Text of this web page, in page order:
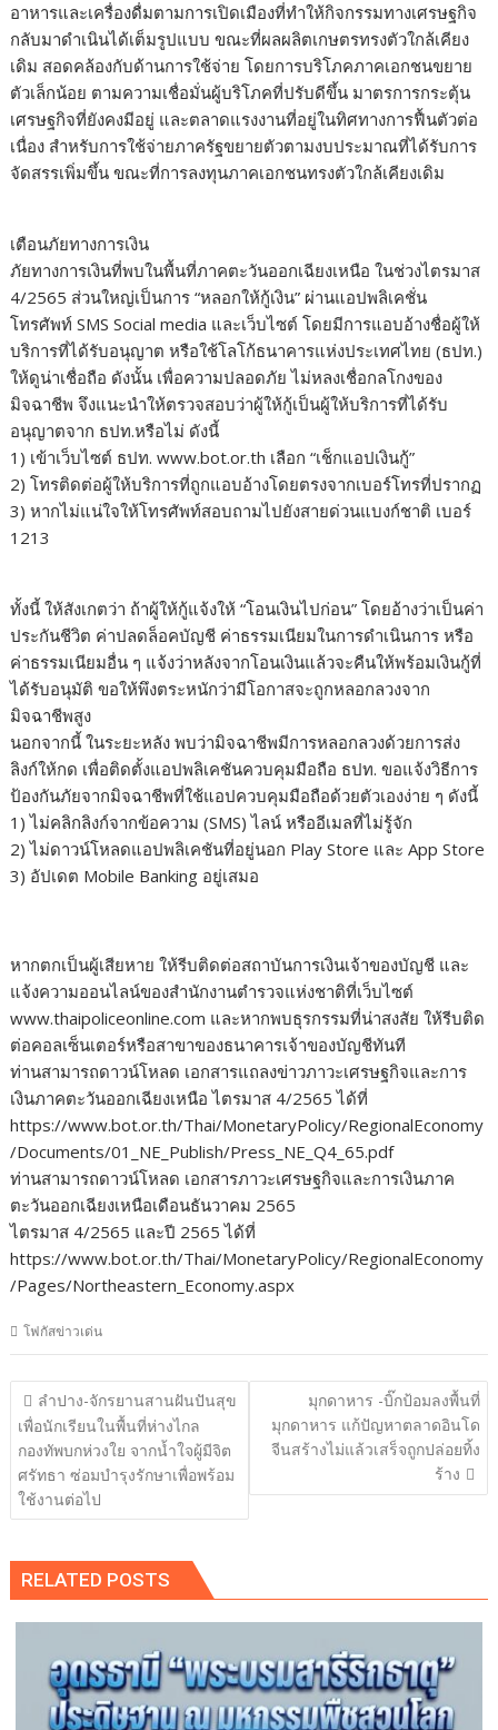
อาหารและเครื่องดื่มตามการเปิดเมืองที่ทำให้กิจกรรมทางเศรษฐกิจ
กลับมาดำเนินได้เต็มรูปแบบ ขณะที่ผลผลิตเกษตรทรงตัวใกล้เคียง
เดิม สอดคล้องกับด้านการใช้จ่าย โดยการบริโภคภาคเอกชนขยาย
ตัวเล็กน้อย ตามความเชื่อมั่นผู้บริโภคที่ปรับดีขึ้น มาตรการกระตุ้น
เศรษฐกิจที่ยังคงมีอยู่ และตลาดแรงงานที่อยู่ในทิศทางการฟื้นตัวต่อ
เนื่อง สำหรับการใช้จ่ายภาครัฐขยายตัวตามงบประมาณที่ได้รับการ
จัดสรรเพิ่มขึ้น ขณะที่การลงทุนภาคเอกชนทรงตัวใกล้เคียงเดิม
เตือนภัยทางการเงิน
ภัยทางการเงินที่พบในพื้นที่ภาคตะวันออกเฉียงเหนือ ในช่วงไตรมาส
4/2565 ส่วนใหญ่เป็นการ “หลอกให้กู้เงิน” ผ่านแอปพลิเคชั่น
โทรศัพท์ SMS Social media และเว็บไซต์ โดยมีการแอบอ้างชื่อผู้ให้
บริการที่ได้รับอนุญาต หรือใช้โลโก้ธนาคารแห่งประเทศไทย (ธปท.)
ให้ดูน่าเชื่อถือ ดังนั้น เพื่อความปลอดภัย ไม่หลงเชื่อกลโกงของ
มิจฉาชีพ จึงแนะนำให้ตรวจสอบว่าผู้ให้กู้เป็นผู้ให้บริการที่ได้รับ
อนุญาตจาก ธปท.หรือไม่ ดังนี้
1) เข้าเว็บไซต์ ธปท. www.bot.or.th เลือก “เช็กแอปเงินกู้”
2) โทรติดต่อผู้ให้บริการที่ถูกแอบอ้างโดยตรงจากเบอร์โทรที่ปรากฏ
3) หากไม่แน่ใจให้โทรศัพท์สอบถามไปยังสายด่วนแบงก์ชาติ เบอร์
1213
ทั้งนี้ ให้สังเกตว่า ถ้าผู้ให้กู้แจ้งให้ “โอนเงินไปก่อน” โดยอ้างว่าเป็นค่า
ประกันชีวิต ค่าปลดล็อคบัญชี ค่าธรรมเนียมในการดำเนินการ หรือ
ค่าธรรมเนียมอื่น ๆ แจ้งว่าหลังจากโอนเงินแล้วจะคืนให้พร้อมเงินกู้ที่
ได้รับอนุมัติ ขอให้พึงตระหนักว่ามีโอกาสจะถูกหลอกลวงจาก
มิจฉาชีพสูง
นอกจากนี้ ในระยะหลัง พบว่ามิจฉาชีพมีการหลอกลวงด้วยการส่ง
ลิงก์ให้กด เพื่อติดตั้งแอปพลิเคชันควบคุมมือถือ ธปท. ขอแจ้งวิธีการ
ป้องกันภัยจากมิจฉาชีพที่ใช้แอปควบคุมมือถือด้วยตัวเองง่าย ๆ ดังนี้
1) ไม่คลิกลิงก์จากข้อความ (SMS) ไลน์ หรืออีเมลที่ไม่รู้จัก
2) ไม่ดาวน์โหลดแอปพลิเคชันที่อยู่นอก Play Store และ App Store
3) อัปเดต Mobile Banking อยู่เสมอ
หากตกเป็นผู้เสียหาย ให้รีบติดต่อสถาบันการเงินเจ้าของบัญชี และ
แจ้งความออนไลน์ของสำนักงานตำรวจแห่งชาติที่เว็บไซต์
www.thaipoliceonline.com และหากพบธุรกรรมที่น่าสงสัย ให้รีบติด
ต่อคอลเซ็นเตอร์หรือสาขาของธนาคารเจ้าของบัญชีทันที
ท่านสามารถดาวน์โหลด เอกสารแถลงข่าวภาวะเศรษฐกิจและการ
เงินภาคตะวันออกเฉียงเหนือ ไตรมาส 4/2565 ได้ที่
https://www.bot.or.th/Thai/MonetaryPolicy/RegionalEconomy
/Documents/01_NE_Publish/Press_NE_Q4_65.pdf
ท่านสามารถดาวน์โหลด เอกสารภาวะเศรษฐกิจและการเงินภาค
ตะวันออกเฉียงเหนือเดือนธันวาคม 2565
ไตรมาส 4/2565 และปี 2565 ได้ที่
https://www.bot.or.th/Thai/MonetaryPolicy/RegionalEconomy
/Pages/Northeastern_Economy.aspx
โฟกัสข่าวเด่น
แนะแนว
เรื่อง
ลำปาง-จักรยานสานฝันปันสุข
เพื่อนักเรียนในพื้นที่ห่างไกล
กองทัพบกห่วงใย จากน้ำใจผู้มีจิต
ศรัทธา ซ่อมบำรุงรักษาเพื่อพร้อม
ใช้งานต่อไป
มุกดาหาร -บิ๊กป้อมลงพื้นที่
มุกดาหาร แก้ปัญหาตลาดอินโด
จีนสร้างไม่แล้วเสร็จถูกปล่อยทิ้ง
ร้าง
RELATED POSTS